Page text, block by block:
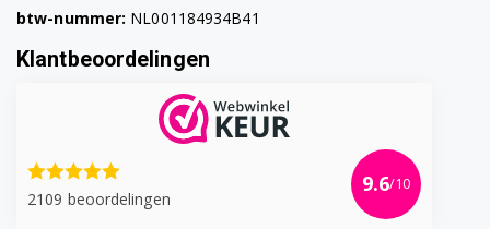
btw-nummer: NL001184934B41
Klantbeoordelingen
2109 beoordelingen
9.6/10